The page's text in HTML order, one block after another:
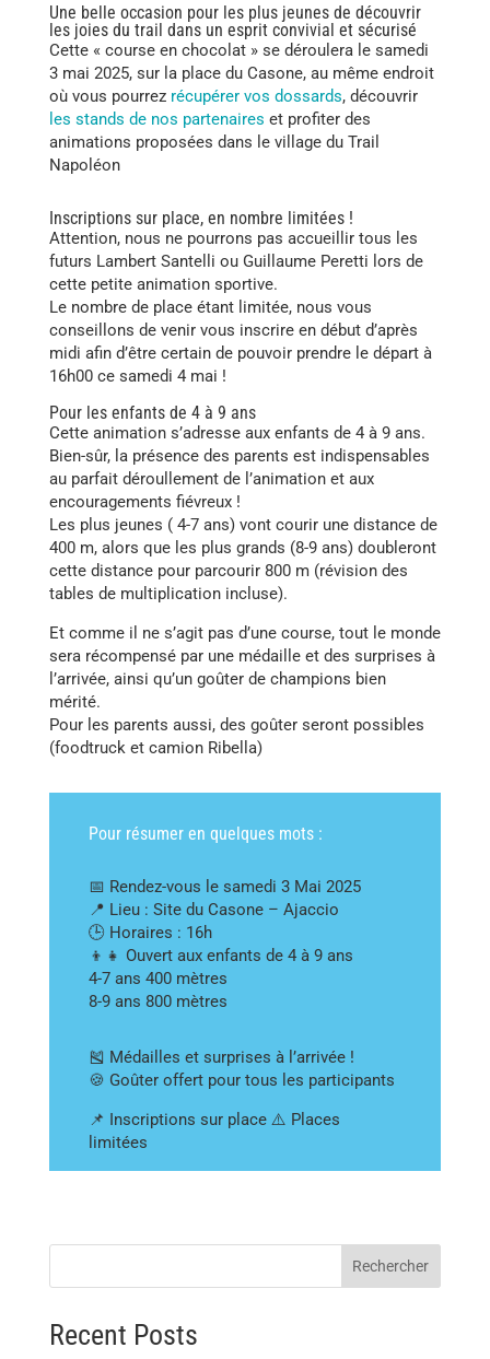
Une belle occasion pour les plus jeunes de découvrir
les joies du trail dans un esprit convivial et sécurisé
Cette « course en chocolat » se déroulera le samedi
3 mai 2025, sur la place du Casone, au même endroit
où vous pourrez récupérer vos dossards, découvrir
les stands de nos partenaires et profiter des
animations proposées dans le village du Trail
Napoléon
Inscriptions sur place, en nombre limitées !
Attention, nous ne pourrons pas accueillir tous les
futurs Lambert Santelli ou Guillaume Peretti lors de
cette petite animation sportive.
Le nombre de place étant limitée, nous vous
conseillons de venir vous inscrire en début d’après
midi afin d’être certain de pouvoir prendre le départ à
16h00 ce samedi 4 mai !
Pour les enfants de 4 à 9 ans
Cette animation s’adresse aux enfants de 4 à 9 ans.
Bien-sûr, la présence des parents est indispensables
au parfait déroullement de l’animation et aux
encouragements fiévreux !
Les plus jeunes ( 4-7 ans) vont courir une distance de
400 m, alors que les plus grands (8-9 ans) doubleront
cette distance pour parcourir 800 m (révision des
tables de multiplication incluse).
Et comme il ne s’agit pas d’une course, tout le monde
sera récompensé par une médaille et des surprises à
l’arrivée, ainsi qu’un goûter de champions bien
mérité.
Pour les parents aussi, des goûter seront possibles
(foodtruck et camion Ribella)
Pour résumer en quelques mots :
📅 Rendez-vous le samedi 3 Mai 2025
📍 Lieu : Site du Casone – Ajaccio
🕒 Horaires : 16h
👦👧 Ouvert aux enfants de 4 à 9 ans
4-7 ans 400 mètres
8-9 ans 800 mètres
🎽 Médailles et surprises à l’arrivée !
🍪 Goûter offert pour tous les participants
📌 Inscriptions sur place ⚠️ Places
limitées
Rechercher
Recent Posts